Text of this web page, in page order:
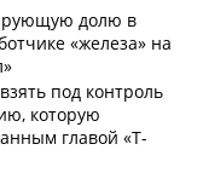
долю в
«железа» на
под контроль
которую
главой «Т-